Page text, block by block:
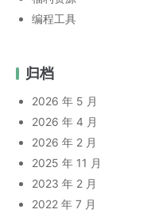
编程工具
归档
2026 年 5 月
2026 年 4 月
2026 年 2 月
2025 年 11 月
2023 年 2 月
2022 年 7 月